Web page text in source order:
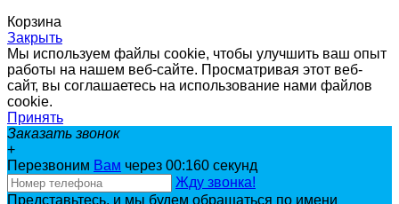
Корзина
Закрыть
Мы используем файлы cookie, чтобы улучшить ваш опыт
работы на нашем веб-сайте. Просматривая этот веб-
сайт, вы соглашаетесь на использование нами файлов
cookie.
Принять
Заказать звонок
+
Перезвоним Вам через 00:160 секунд
Жду звонка!
Представьтесь, и мы будем обращаться по имени